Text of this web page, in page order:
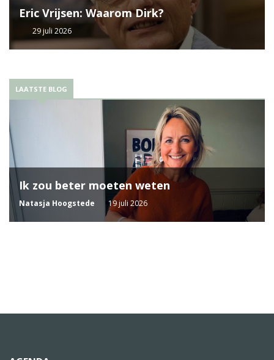
Eric Vrijsen: Waarom Dirk?
29 juli 2026
LAATSTE BLOG
Ik zou beter moeten weten
Natasja Hoogstede 19 juli 2026